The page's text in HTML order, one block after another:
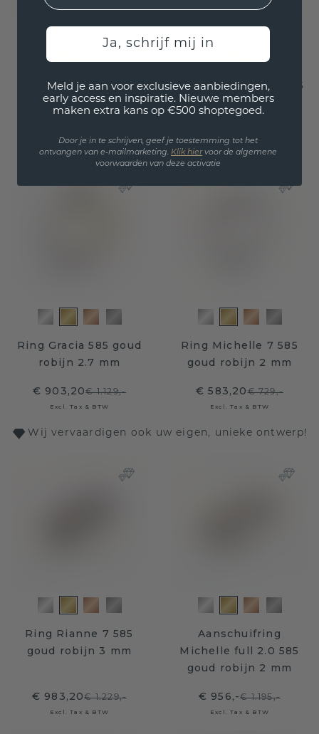
Ring Jackie 2.3 585
goud robijn 2.3 mm
Excl. Tax & BTW
Ring Vivienne 2.9 585
goud robijn 2.9 mm
Excl. Tax & BTW
Ring Gracia 585 goud
robijn 2.7 mm
€ 903,20€ 1.129,-
Excl. Tax & BTW
Ring Michelle 7 585
goud robijn 2 mm
€ 583,20€ 729,-
Excl. Tax & BTW
Wij vervaardigen ook uw eigen, unieke ontwerp!
Ring Rianne 7 585
goud robijn 3 mm
€ 983,20€ 1.229,-
Excl. Tax & BTW
Aanschuifring
Michelle full 2.0 585
goud robijn 2 mm
€ 956,-€ 1.195,-
Excl. Tax & BTW
Ja, schrijf mij in
Meld je aan voor exclusieve aanbiedingen,
early access en inspiratie. Nieuwe members
maken extra kans op €500 shoptegoed.
Door je in te schrijven, geef je toestemming tot het
ontvangen van e-mailmarketing. Klik hiervoor de algemene
voorwaarden van deze activatie